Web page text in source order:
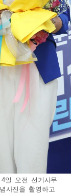
일 오전 선거사무
사진을 촬영하고